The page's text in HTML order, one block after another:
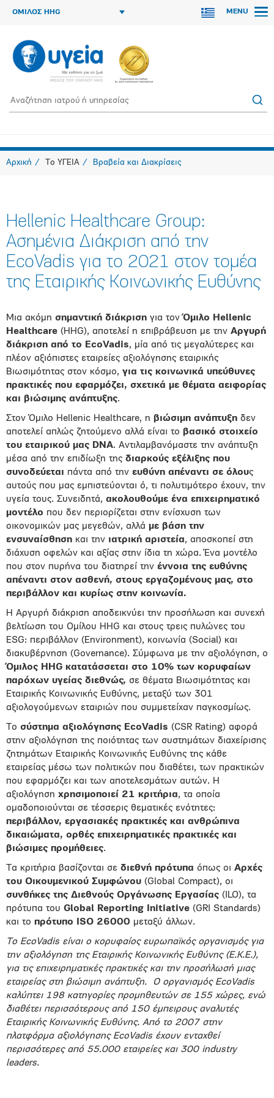
ΟΜΙΛΟΣ HHG MENU
Αρχική Το ΥΓΕΙΑ Βραβεία και Διακρίσεις
Hellenic Healthcare Group:
Ασημένια Διάκριση από την
EcoVadis για το 2021 στον τομέα
της Εταιρικής Κοινωνικής Ευθύνης
Μια ακόμη σημαντική διάκριση για τονΌμιλο Hellenic
Healthcare (HHG), αποτελεί η επιβράβευση με την Αργυρή
διάκριση από το EcoVadis, μία από τις μεγαλύτερες και
πλέον αξιόπιστες εταιρείες αξιολόγησης εταιρικής
Βιωσιμότητας στον κόσμο, για τις κοινωνικά υπεύθυνες
πρακτικές που εφαρμόζει, σχετικά με θέματα αειφορίας
και βιώσιμης ανάπτυξης.
Στον Όμιλο Hellenic Healthcare, η βιώσιμη ανάπτυξη δεν
αποτελεί απλώς ζητούμενο αλλά είναι το βασικό στοιχείο
του εταιρικού μας DNA. Αντιλαμβανόμαστε την ανάπτυξη
μέσα από την επιδίωξη της διαρκούς εξέλιξης που
συνοδεύεται πάντα από την ευθύνη απέναντι σε όλους
αυτούς που μας εμπιστεύονται ό, τι πολυτιμότερο έχουν, την
υγεία τους. Συνειδητά, ακολουθούμε ένα επιχειρηματικό
μοντέλο που δεν περιορίζεται στην ενίσχυση των
οικονομικών μας μεγεθών, αλλά με βάση την
ενσυναίσθηση και την ιατρική αριστεία, αποσκοπεί στη
διάχυση οφελών και αξίας στην ίδια τη χώρα. Ένα μοντέλο
που στον πυρήνα του διατηρεί την έννοια της ευθύνης
απέναντι στον ασθενή, στους εργαζομένους μας, στο
περιβάλλον και κυρίως στην κοινωνία.
Η Aργυρή διάκριση αποδεικνύει την προσήλωση και συνεχή
βελτίωση του Ομίλου HHG και στους τρεις πυλώνες του
ESG: περιβάλλον (Environment), κοινωνία (Social) και
διακυβέρνηση (Governance). Σύμφωνα με την αξιολόγηση, ο
Όμιλος HHG κατατάσσεται στο 10% των κορυφαίων
παρόχων υγείας διεθνώς, σε θέματα Βιωσιμότητας και
Εταιρικής Κοινωνικής Ευθύνης, μεταξύ των 301
αξιολογούμενων εταιριών που συμμετείχαν παγκοσμίως.
Το σύστημα αξιολόγησης EcoVadis (CSR Rating) αφορά
στην αξιολόγηση της ποιότητας των συστημάτων διαχείρισης
ζητημάτων Εταιρικής Κοινωνικής Ευθύνης της κάθε
εταιρείας μέσω των πολιτικών που διαθέτει, των πρακτικών
που εφαρμόζει και των αποτελεσμάτων αυτών. Η
αξιολόγηση χρησιμοποιεί 21 κριτήρια, τα οποία
ομαδοποιούνται σε τέσσερις θεματικές ενότητες:
περιβάλλον, εργασιακές πρακτικές και ανθρώπινα
δικαιώματα, ορθές επιχειρηματικές πρακτικές και
βιώσιμες προμήθειες.
Τα κριτήρια βασίζονται σε διεθνή πρότυπα όπως οι Αρχές
του Οικουμενικού Συμφώνου (Global Compact), οι
συνθήκες της Διεθνούς Οργάνωσης Εργασίας (ILO), τα
πρότυπα του Global Reporting Initiative (GRI Standards)
και το πρότυπο ISO 26000 μεταξύ άλλων.
Το EcoVadis είναι ο κορυφαίος ευρωπαϊκός οργανισμός για
την αξιολόγηση της Εταιρικής Κοινωνικής Ευθύνης (Ε.Κ.Ε.),
για τις επιχειρηματικές πρακτικές και την προσήλωσή μιας
εταιρείας στη βιώσιμη ανάπτυξη. Ο οργανισμός EcoVadis
καλύπτει 198 κατηγορίες προμηθευτών σε 155 χώρες, ενώ
διαθέτει περισσότερους από 150 έμπειρους αναλυτές
Εταιρικής Κοινωνικής Ευθύνης. Από το 2007 στην
πλατφόρμα αξιολόγησης EcoVadis έχουν ενταχθεί
περισσότερες από 55.000 εταιρείες και 300 industry
leaders.